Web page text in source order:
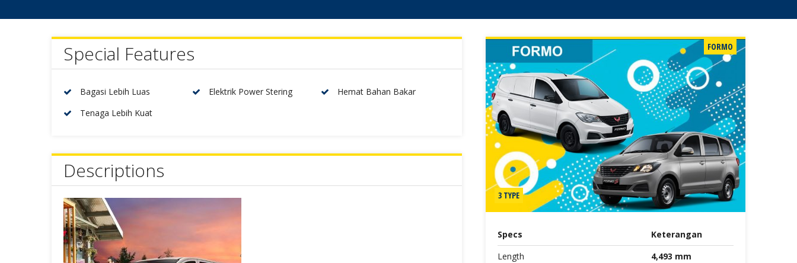
Special Features
Bagasi Lebih Luas Elektrik Power Stering
Hemat Bahan Bakar
Tenaga Lebih Kuat
Descriptions
FORMO
3 TYPE
Specs
Keterangan
Length
4,493 mm